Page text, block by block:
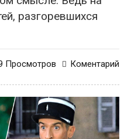
разгоревшихся
Коментарий
Просмотров